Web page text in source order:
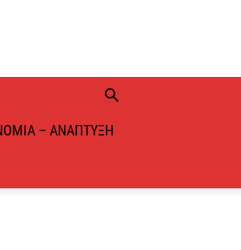
– ΑΝΆΠΤΥΞΗ